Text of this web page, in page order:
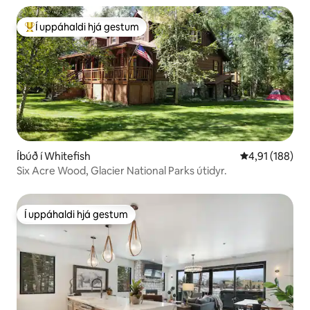
Í mestu uppáhaldi hjá gestum
Í uppáhaldi hjá gestum
Íbúð í Whitefish 4,91 af 5 í
4,91 (188)
Six Acre Wood, Glacier National Parks útidyr.
Í uppáhaldi hjá gestum
Í uppáhaldi hjá gestum